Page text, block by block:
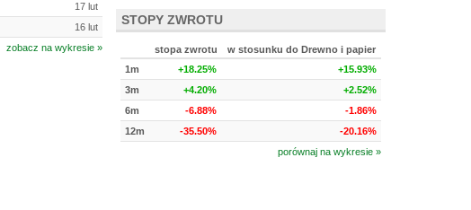
17 lut
16 lut
zobacz na wykresie »
STOPY ZWROTU
stopa zwrotu
w stosunku do Drewno i papier
1m
+18.25%
+15.93%
3m
+4.20%
+2.52%
6m
-6.88%
-1.86%
12m
-35.50%
-20.16%
porównaj na wykresie »